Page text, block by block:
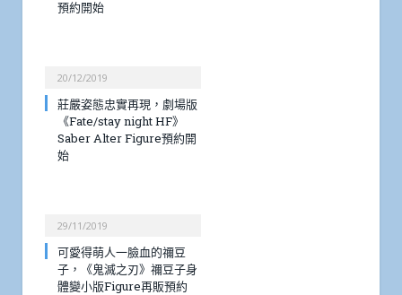
預約開始
20/12/2019
莊嚴姿態忠實再現，劇場版
《Fate/stay night HF》
Saber Alter Figure預約開
始
29/11/2019
可愛得萌人一臉血的禰豆
子，《鬼滅之刃》禰豆子身
體變小版Figure再販預約